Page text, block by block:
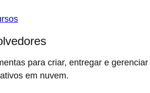
para criar, entregar e gerenciar
em nuvem.